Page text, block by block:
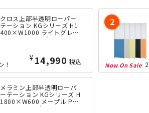
クロス上部半透明ローパー
テーション KGシリーズ H1
400×W1000 ライトグレー
PPN1014-S-LG | 269676
¥ 14,990 税込
！
メラミン上部半透明ローパ
ーテーション KGシリーズ H
1800×W600 メープル PP
M0618-S-MP | 269692